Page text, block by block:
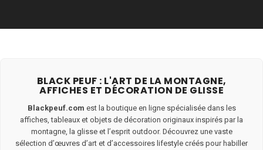
BLACK PEUF : L'ART DE LA MONTAGNE,
AFFICHES ET DÉCORATION DE GLISSE
Blackpeuf.com est la boutique en ligne spécialisée dans les
affiches, tableaux et objets de décoration originaux inspirés par la
montagne, la glisse et l’esprit outdoor. Découvrez une vaste
sélection d’œuvres d’art et d’accessoires lifestyle créés pour habiller